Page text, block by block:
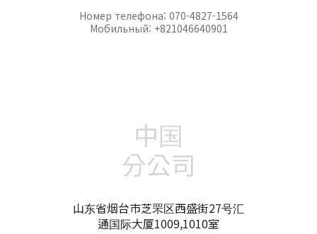
Номер телефона: 070-4827-1564
Мобильный: +821046640901
中国
分公司
山东省烟台市芝罘区西盛街27号汇
通国际大厦1009,1010室